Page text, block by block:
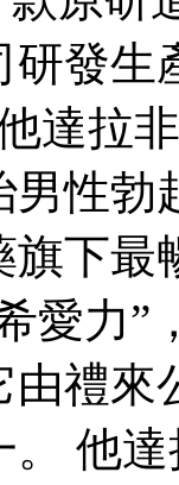
發生
達拉
男性
旗下
愛力”
由禮來
他